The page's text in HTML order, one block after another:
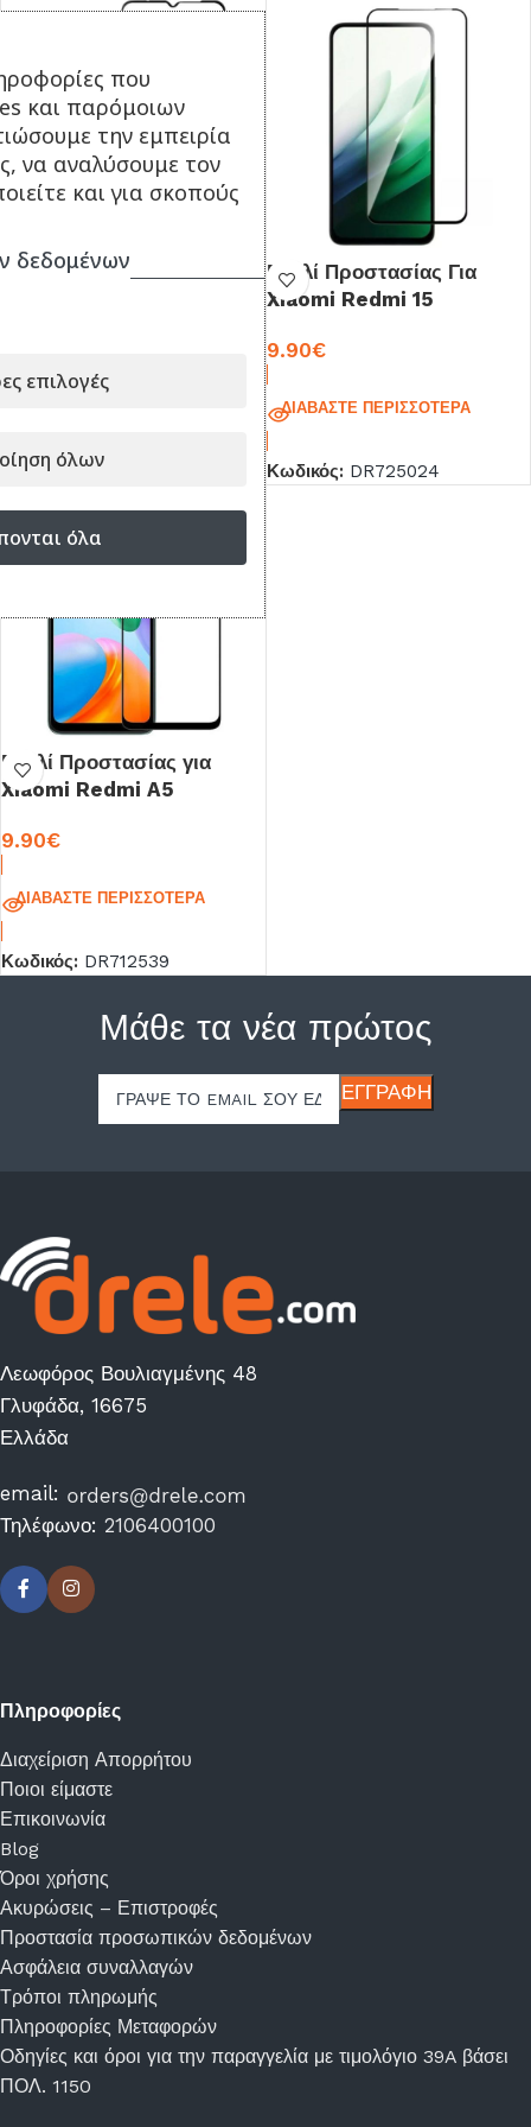
Γυαλί Προστασίας για
Κωδικός:
Γυαλί Προστασίας Για
Xiaomi Redmi 15
9.90€
ΔΙΑΒΆΣΤΕ ΠΕΡΙΣΣΌΤΕΡΑ
Κωδικός: DR725024
Γυαλί Προστασίας για
Xiaomi Redmi A5
9.90€
ΔΙΑΒΆΣΤΕ ΠΕΡΙΣΣΌΤΕΡΑ
Κωδικός: DR712539
Μάθε τα νέα πρώτος
Λεωφόρος Βουλιαγμένης 48
Γλυφάδα, 16675
Ελλάδα
email:
Τηλέφωνο: 2106400100
Πληροφορίες
Διαχείριση Απορρήτου
Ποιοι είμαστε
Επικοινωνία
Blog
Όροι χρήσης
Ακυρώσεις – Επιστροφές
Προστασία προσωπικών δεδομένων
Ασφάλεια συναλλαγών
Τρόποι πληρωμής
Πληροφορίες Μεταφορών
Οδηγίες και όροι για την παραγγελία με τιμολόγιο 39A βάσει
ΠΟΛ. 1150
που
και παρόμοιων
την εμπειρία
να αναλύσουμε τον
και για σκοπούς
δεδομένων
επιλογές
όλων
όλα